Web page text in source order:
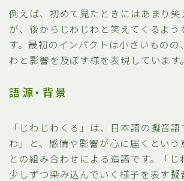
例えば、初めて見たときにはあまり
が、後からじわじわと笑えてくるよう
す。最初のインパクトは小さいものの
わと影響を及ぼす様を表現しています。
語源・背景
「じわじわくる」は、日本語の擬音
わ」と、感情や影響が心に届くという
との組み合わせによる造語です。「じ
少しずつ染み込んでいく様子を表す擬